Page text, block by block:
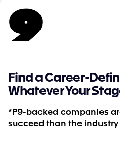
Find a Career-
Whatever Your
*P9-backed companies
succeed than the industry